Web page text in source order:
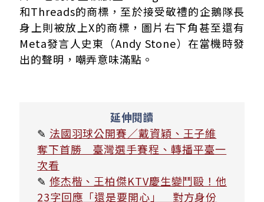
和Threads的商標，至於接受敬禮的企鵝隊長
身上則被放上X的商標，圖片右下角甚至還有
Meta發言人史東（Andy Stone）在當機時發
出的聲明，嘲弄意味滿點。
延伸閱讀
✎ 法國羽球公開賽／戴資穎、王子維
奪下首勝 臺灣選手賽程、轉播平臺一
次看
✎ 修杰楷、王柏傑KTV慶生變鬥毆！他
23字回應「還是要開心」 對方身份